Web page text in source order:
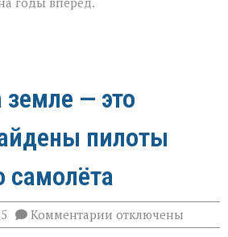
— это
пилоты
самолёта
Комментарии к
записи
отключены